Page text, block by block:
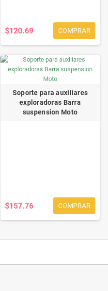
$120.69 COMPRAR
Soporte para auxiliares
exploradoras Barra
suspension Moto
$157.76 COMPRAR